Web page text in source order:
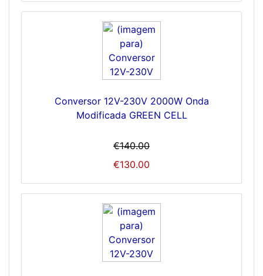
Conversor 12V-230V 2000W Onda
Modificada GREEN CELL
€140.00
€130.00